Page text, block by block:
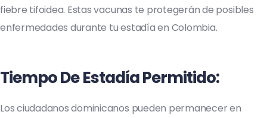
fiebre tifoidea. Estas vacunas te protegerán de posibles
enfermedades durante tu estadía en Colombia.
Tiempo De Estadía Permitido:
Los ciudadanos dominicanos pueden permanecer en